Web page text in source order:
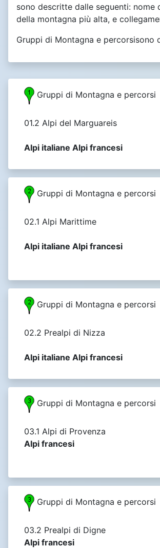
sono descritte dalle seguenti:
della montagna più alta, e
Gruppi di Montagna e percorsisono
Gruppi di Montagna e percorsi
01.2 Alpi del Marguareis
Alpi italiane Alpi francesi
Gruppi di Montagna e percorsi
02.1 Alpi Marittime
Alpi italiane Alpi francesi
Gruppi di Montagna e percorsi
02.2 Prealpi di Nizza
Alpi italiane Alpi francesi
Gruppi di Montagna e percorsi
03.1 Alpi di Provenza
Alpi francesi
Gruppi di Montagna e percorsi
03.2 Prealpi di Digne
Alpi francesi